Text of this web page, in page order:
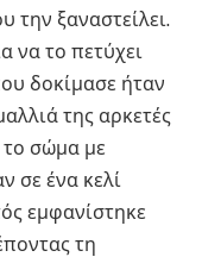
την ξαναστείλει.
να το πετύχει
δοκίμασε ήταν
της αρκετές
το σώμα με
σε ένα κελί
εμφανίστηκε
τη